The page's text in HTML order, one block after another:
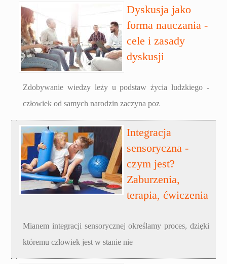
Dyskusja jako
forma nauczania -
cele i zasady
dyskusji
Zdobywanie wiedzy leży u podstaw życia ludzkiego -
człowiek od samych narodzin zaczyna poz
Integracja
sensoryczna -
czym jest?
Zaburzenia,
terapia, ćwiczenia
Mianem integracji sensorycznej określamy proces, dzięki
któremu człowiek jest w stanie nie